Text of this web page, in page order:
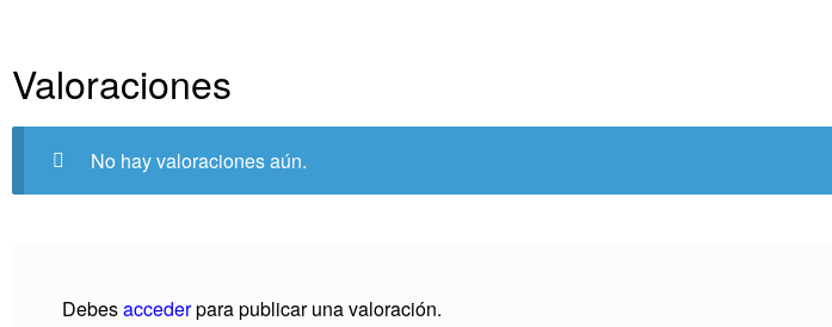
Valoraciones
No hay valoraciones aún.
Debesaccederpara publicar una valoración.